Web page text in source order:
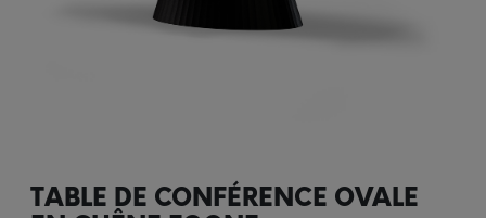
TABLE DE CONFÉRENCE OVALE